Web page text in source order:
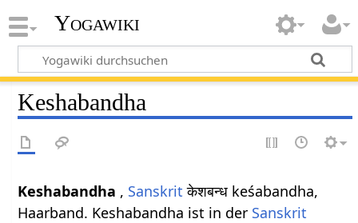
Yogawiki
Keshabandha
Keshabandha , Sanskrit केशबन्ध keśabandha,
Haarband. Keshabandha ist in der Sanskrit